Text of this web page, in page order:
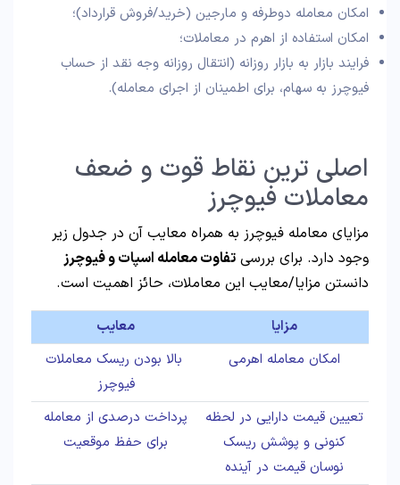
امکان معامله دوطرفه و مارجین (خرید/فروش قرارداد)؛
امکان استفاده از اهرم در معاملات؛
فرایند بازار به بازار روزانه (انتقال روزانه وجه نقد از حساب
فیوچرز به سهام، برای اطمینان از اجرای معامله).
اصلی ترین نقاط قوت و ضعف
معاملات فیوچرز
مزایای معامله فیوچرز به همراه معایب آن در جدول زیر
وجود دارد. برای بررسی تفاوت معامله اسپات و فیوچرز
دانستن مزایا/معایب این معاملات، حائز اهمیت است.
مزایا
معایب
امکان معامله اهرمی
بالا بودن ریسک معاملات
فیوچرز
تعیین قیمت دارایی در لحظه
کنونی و پوشش ریسک
نوسان قیمت در آینده
پرداخت درصدی از معامله
برای حفظ موقعیت